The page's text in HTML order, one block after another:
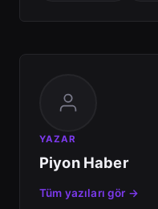
YAZAR
Piyon Haber
Tüm yazıları gör →